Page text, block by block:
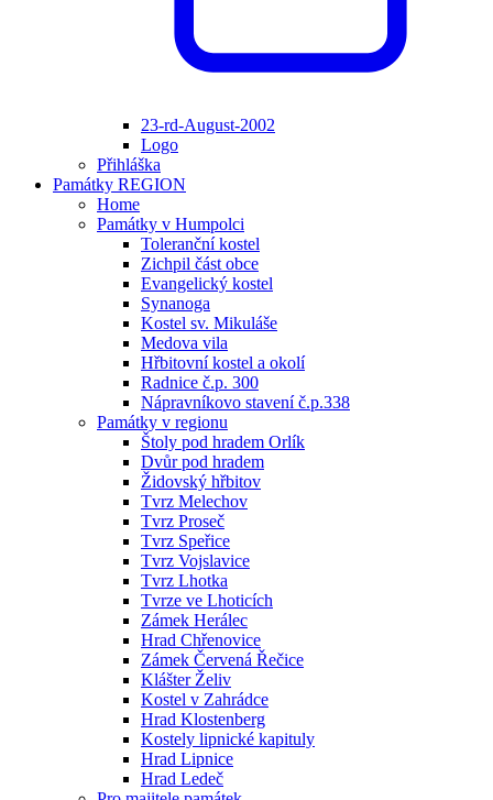
23-rd-August-2002
Logo
Přihláška
Památky REGION
Home
Památky v Humpolci
Toleranční kostel
Zichpil část obce
Evangelický kostel
Synanoga
Kostel sv. Mikuláše
Medova vila
Hřbitovní kostel a okolí
Radnice č.p. 300
Nápravníkovo stavení č.p.338
Památky v regionu
Štoly pod hradem Orlík
Dvůr pod hradem
Židovský hřbitov
Tvrz Melechov
Tvrz Proseč
Tvrz Speřice
Tvrz Vojslavice
Tvrz Lhotka
Tvrze ve Lhoticích
Zámek Herálec
Hrad Chřenovice
Zámek Červená Řečice
Klášter Želiv
Kostel v Zahrádce
Hrad Klostenberg
Kostely lipnické kapituly
Hrad Lipnice
Hrad Ledeč